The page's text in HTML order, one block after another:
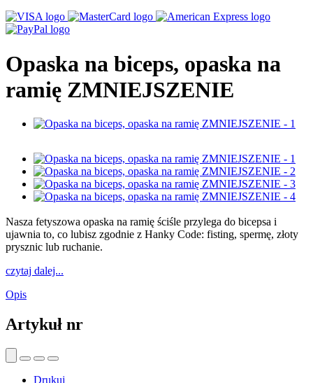
Opaska na biceps, opaska na
ramię ZMNIEJSZENIE
Nasza fetyszowa opaska na ramię ściśle przylega do bicepsa i
ujawnia to, co lubisz zgodnie z Hanky Code: fisting, spermę, złoty
prysznic lub ruchanie.
czytaj dalej...
Opis
Artykuł nr
Drukuj